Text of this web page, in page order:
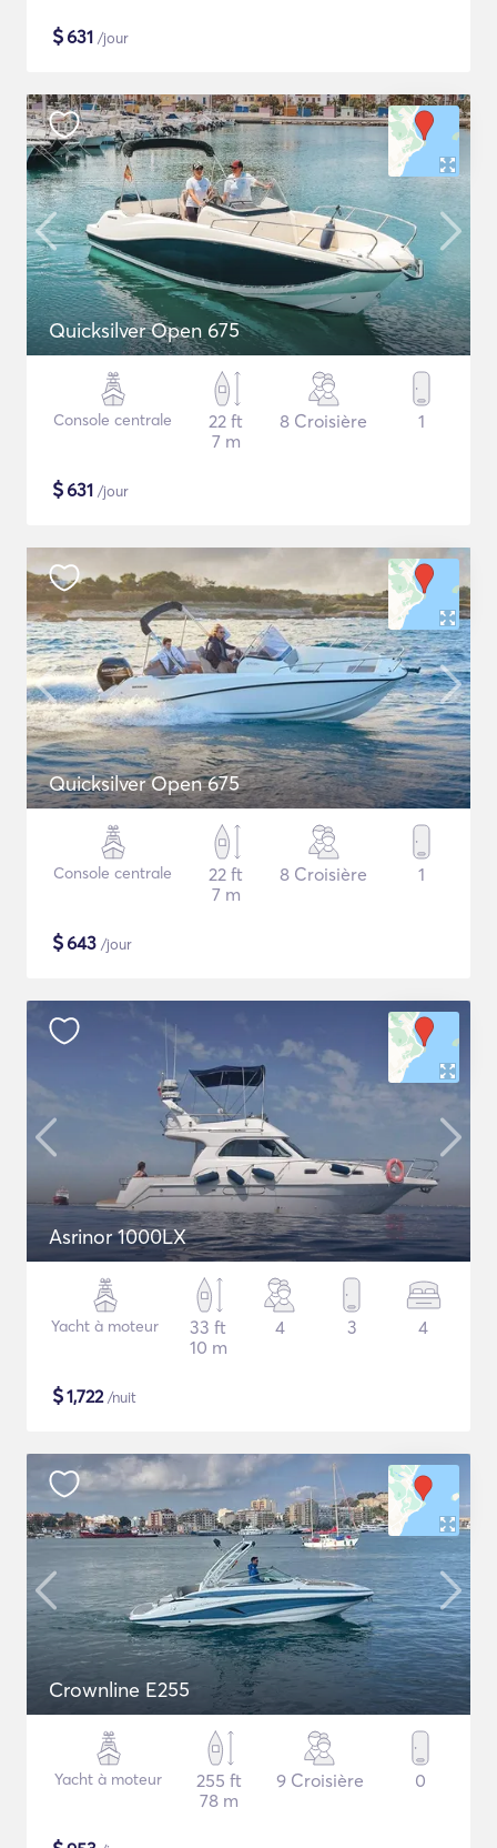
$631 /jour
Quicksilver Open 675
Console centrale
22 ft
7 m
8 Croisière 1
$631 /jour
Quicksilver Open 675
Console centrale
22 ft
7 m
8 Croisière 1
$643 /jour
Asrinor 1000LX
Yacht à moteur
33 ft
10 m
4 3 4
$1,722/nuit
Crownline E255
Yacht à moteur
255 ft
78 m
9 Croisière 0